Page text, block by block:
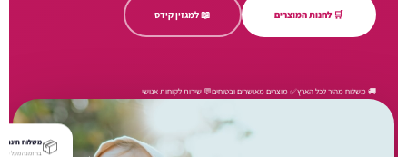
🛒 לחנות המוצרים 📖 למגזין קידס
🚚 משלוח מהיר לכל הארץ✅ מוצרים מאושרים ובטוחים💬 שירות לקוחות אנושי
📦בהזמנה מעל ₪250